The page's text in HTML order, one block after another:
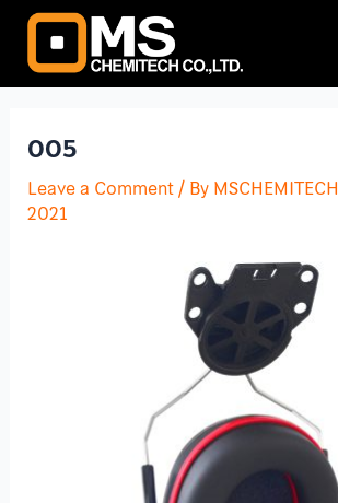
Skip
content
005
Leave a Comment/ ByMSCHEMITECH
2021
Post
navigation